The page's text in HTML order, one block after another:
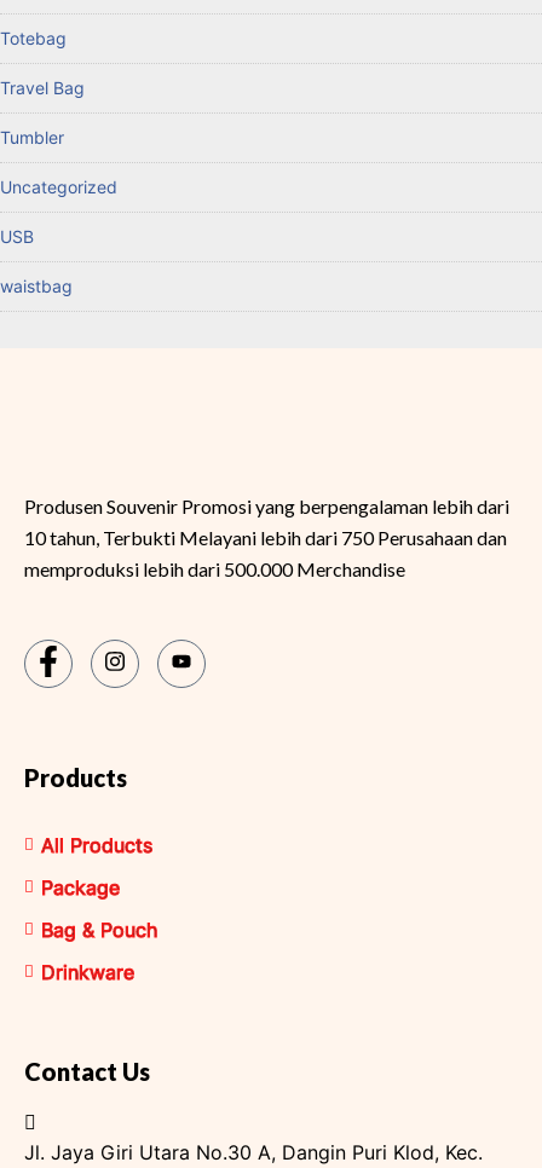
Totebag
Travel Bag
Tumbler
Uncategorized
USB
waistbag
Produsen Souvenir Promosi yang berpengalaman lebih dari
10 tahun, Terbukti Melayani lebih dari 750 Perusahaan dan
memproduksi lebih dari 500.000 Merchandise
Products
All Products
Package
Bag & Pouch
Drinkware
Contact Us
Jl. Jaya Giri Utara No.30 A, Dangin Puri Klod, Kec.